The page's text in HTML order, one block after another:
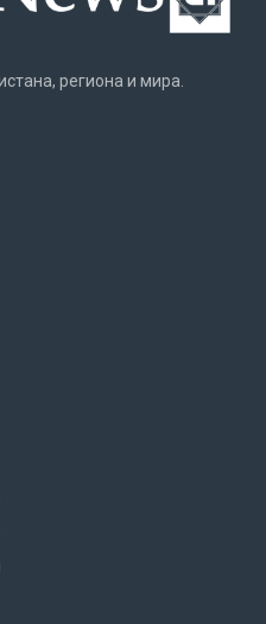
региона и мира.